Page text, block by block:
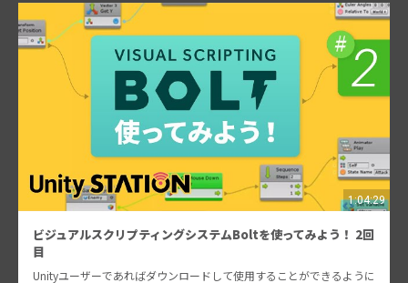
1:04:29
ビジュアルスクリプティングシステムBoltを使ってみよう！ 2回
目
Unityユーザーであればダウンロードして使用することができるように